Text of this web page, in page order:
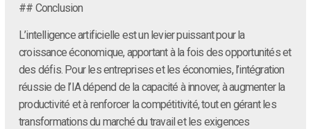
## Conclusion
L’intelligence artificielle est un levier puissant pour la
croissance économique, apportant à la fois des opportunités et
des défis. Pour les entreprises et les économies, l’intégration
réussie de l’IA dépend de la capacité à innover, à augmenter la
productivité et à renforcer la compétitivité, tout en gérant les
transformations du marché du travail et les exigences